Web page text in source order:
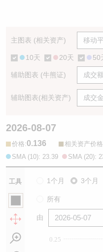
主图表 (相关资产)
10天 20天 50
辅助图表 (牛熊证)
辅助图表(相关资产)
2026-08-07
价格:0.136 相关资产价格
SMA (10): 23.39 SMA (20):
工具 1个月 3个月
所有
由
0.25